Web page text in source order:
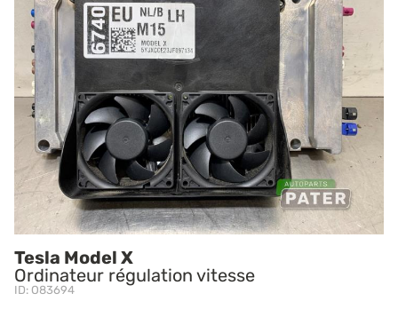
Tesla Model X
Ordinateur régulation vitesse
ID: O83694